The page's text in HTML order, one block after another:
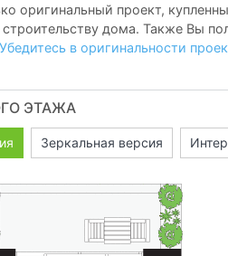
оригинальный проект,
дома. Также Вы
Убедитесь в оригинальности
ЭТАЖА
Зеркальная версия